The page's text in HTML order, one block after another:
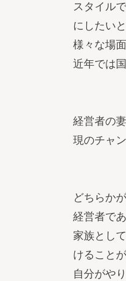
スタイル
にしたい
様々な場
近年では
経営者の
現のチャ
どちらか
経営者で
家族とし
けること
自分がや